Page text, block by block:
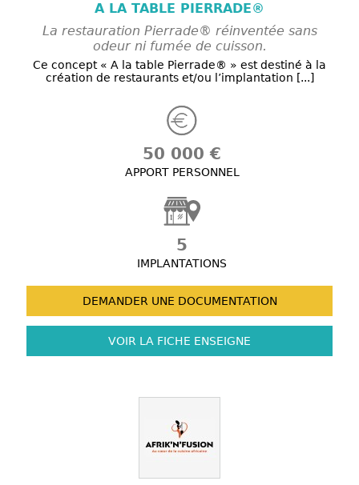
A LA TABLE PIERRADE®
La restauration Pierrade® réinventée sans
odeur ni fumée de cuisson.
Ce concept « A la table Pierrade® » est destiné à la
création de restaurants et/ou l’implantation [...]
50 000 €
APPORT PERSONNEL
5
IMPLANTATIONS
DEMANDER UNE DOCUMENTATION
VOIR LA FICHE ENSEIGNE